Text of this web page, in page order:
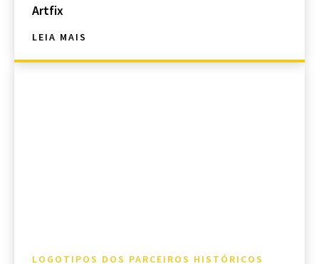
Artfix
LEIA MAIS
LOGOTIPOS DOS PARCEIROS HISTÓRICOS